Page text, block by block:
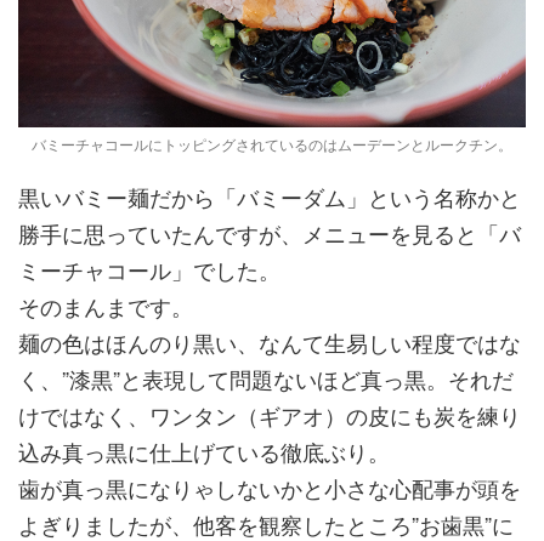
バミーチャコールにトッピングされているのはムーデーンとルークチン。
黒いバミー麺だから「バミーダム」という名称かと
勝手に思っていたんですが、メニューを見ると「バ
ミーチャコール」でした。
そのまんまです。
麺の色はほんのり黒い、なんて生易しい程度ではな
く、”漆黒”と表現して問題ないほど真っ黒。それだ
けではなく、ワンタン（ギアオ）の皮にも炭を練り
込み真っ黒に仕上げている徹底ぶり。
歯が真っ黒になりゃしないかと小さな心配事が頭を
よぎりましたが、他客を観察したところ”お歯黒”に